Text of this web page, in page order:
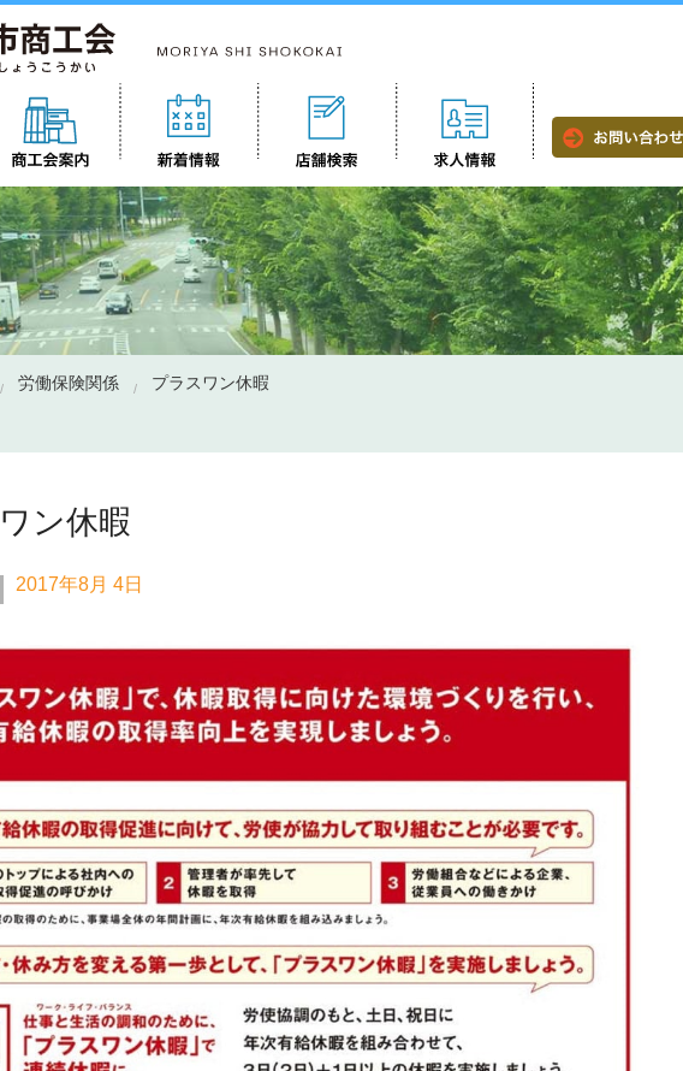
労働保険関係 プラスワン休暇
ン休暇
2017年8月 4日